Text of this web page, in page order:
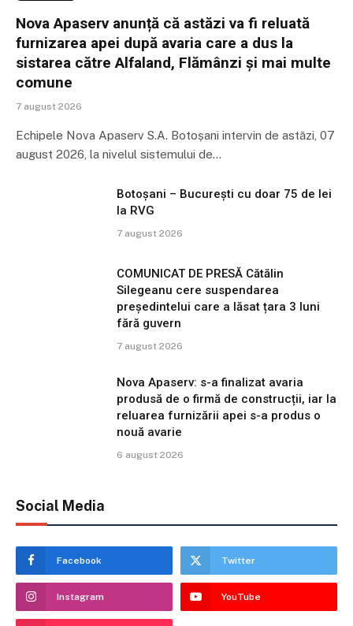
Nova Apaserv anunță că astăzi va fi reluată
furnizarea apei după avaria care a dus la
sistarea către Alfaland, Flămânzi și mai multe
comune
7 august 2026
Echipele Nova Apaserv S.A. Botoșani intervin de astăzi, 07
august 2026, la nivelul sistemului de…
Botoșani – București cu doar 75 de lei
la RVG
7 august 2026
COMUNICAT DE PRESĂ Cătălin
Silegeanu cere suspendarea
președintelui care a lăsat țara 3 luni
fără guvern
7 august 2026
Nova Apaserv: s-a finalizat avaria
produsă de o firmă de construcții, iar la
reluarea furnizării apei s-a produs o
nouă avarie
6 august 2026
Social Media
Facebook Twitter
Instagram YouTube